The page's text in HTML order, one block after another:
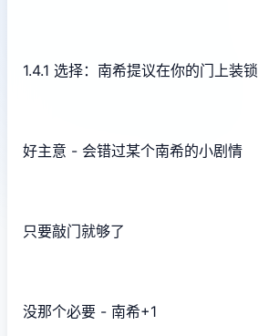
1.4.1 选择：南希提议在你的门上装锁
好主意 - 会错过某个南希的小剧情
只要敲门就够了
没那个必要 - 南希+1